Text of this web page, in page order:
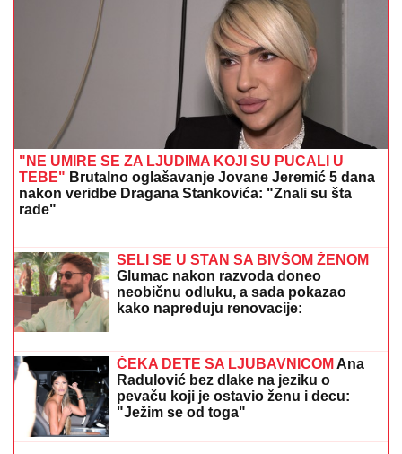
"NE UMIRE SE ZA LJUDIMA KOJI SU PUCALI U
TEBE" Brutalno oglašavanje Jovane Jeremić 5 dana
nakon veridbe Dragana Stankovića: "Znali su šta
rade"
SAOBRAĆAJKUAuto skroz uništen:
Ovo su detalji drame u Crnoj Gori
neobičnu odluku, a sada pokazao
kako napreduju renovacije:
"Nadgledanje"